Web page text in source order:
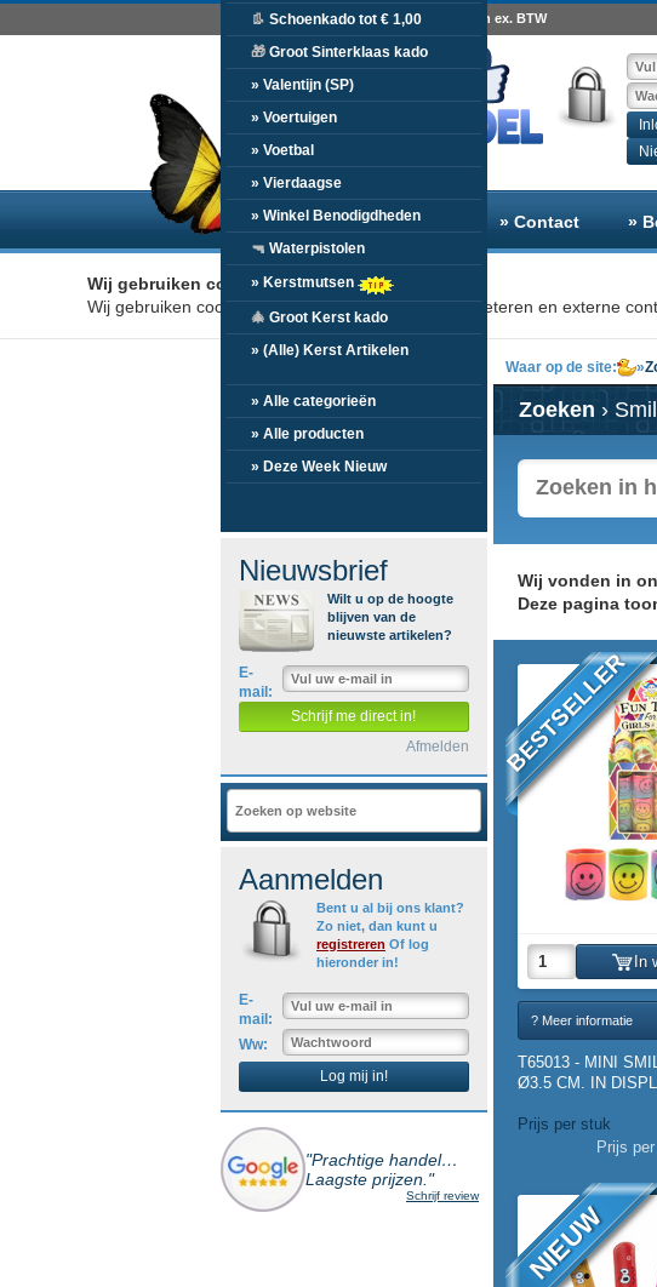
Minimale afname € 25,-ex - Alle prijzen zijn ex. BTW
» Home » Over ons » Contact »
Wij gebruiken cookies
Wij gebruiken cookies om uw winkelervaring te verbeteren en externe
👢 Schoenkado tot € 1,00
🎁 Groot Sinterklaas kado
» Valentijn (SP)
» Voertuigen
» Voetbal
» Vierdaagse
» Winkel Benodigdheden
🔫 Waterpistolen
» Kerstmutsen
🎄 Groot Kerst kado
» (Alle) Kerst Artikelen
» Alle categorieën
» Alle producten
» Deze Week Nieuw
Nieuwsbrief
Wilt u op de hoogte
blijven van de
nieuwste artikelen?
E-
mail:
Schrijf me direct in!
Afmelden
Aanmelden
Bent u al bij ons klant?
Zo niet, dan kunt u
registreren Of log
hieronder in!
E-
mail:
Ww:
Log mij in!
"Prachtige handel…
Laagste prijzen."
Schrijf review
Waar op de site: »
Zoeken ›
Wij vonden in
Deze pagina
BESTSELLER
In
? Meer informatie
T65013 - MINI
Ø3.5 CM. IN
Prijs per stuk
Prijs
NIEUW